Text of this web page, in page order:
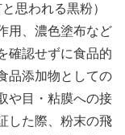
思われる黒粉）
用、濃色塗布など
確認せずに食品的
品添加物としての
や目・粘膜への接
した際、粉末の飛